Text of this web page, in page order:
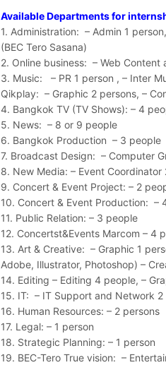
Available Departments for
1. Administration: – Admin 1
(BEC Tero Sasana)
2. Online business: – Web
3. Music: – PR 1 person , – Inter
Qikplay: – Graphic 2 persons, –
4. Bangkok TV (TV Shows): – 4
5. News: – 8 or 9 people
6. Bangkok Production – 3 people
7. Broadcast Design: – Computer
8. New Media: – Event
9. Concert & Event Project: – 2
10. Concert & Event Production: –
11. Public Relation: – 3 people
12. Concertst&Events Marcom – 4
13. Art & Creative: – Graphic 1
Adobe, Illustrator, Photoshop) –
14. Editing – Editing 4 people, –
15. IT: – IT Support and Network 2
16. Human Resources: – 2 persons
17. Legal: – 1 person
18. Strategic Planning: – 1 person
19. BEC-Tero True vision: –